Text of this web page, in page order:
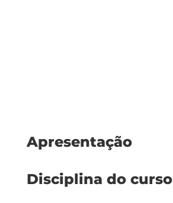
Apresentação
Disciplina do curso